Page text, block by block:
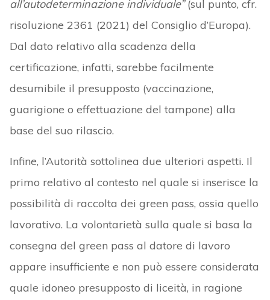
all’autodeterminazione individuale”(sul punto, cfr.
risoluzione 2361 (2021) del Consiglio d’Europa).
Dal dato relativo alla scadenza della
certificazione, infatti, sarebbe facilmente
desumibile il presupposto (vaccinazione,
guarigione o effettuazione del tampone) alla
base del suo rilascio.
Infine, l’Autorità sottolinea due ulteriori aspetti. Il
primo relativo al contesto nel quale si inserisce la
possibilità di raccolta dei green pass, ossia quello
lavorativo. La volontarietà sulla quale si basa la
consegna del green pass al datore di lavoro
appare insufficiente e non può essere considerata
quale idoneo presupposto di liceità, in ragione